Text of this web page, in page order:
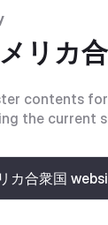
リカ
contents for
the current
カ合衆国